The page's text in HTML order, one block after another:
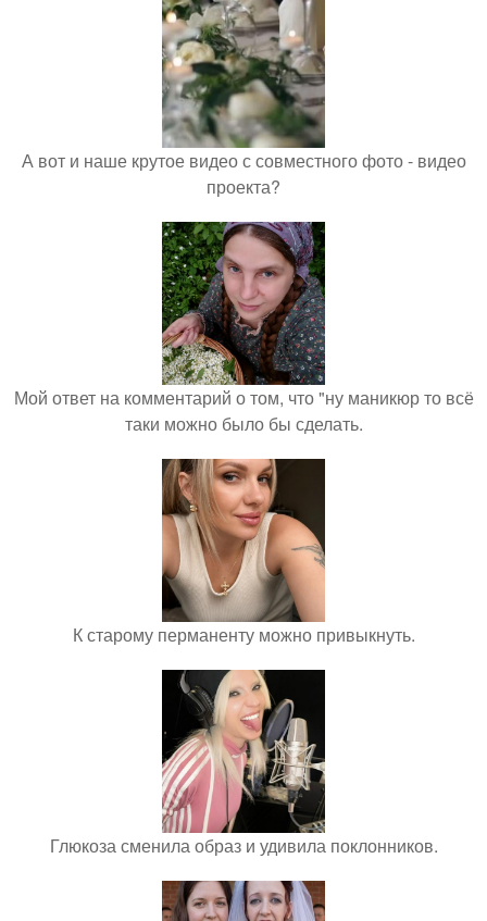
А вот и наше крутое видео с совместного фото - видео
проекта?
Мой ответ на комментарий о том, что "ну маникюр то всё
таки можно было бы сделать.
К старому перманенту можно привыкнуть.
Глюкоза сменила образ и удивила поклонников.